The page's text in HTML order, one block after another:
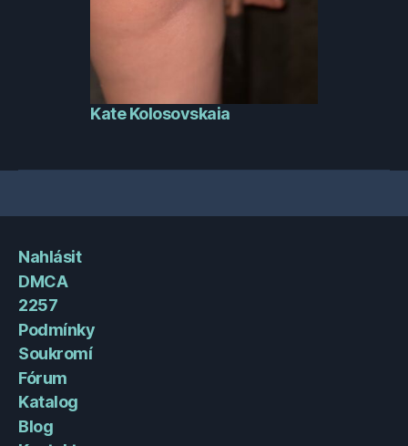
Kate Kolosovskaia
Nahlásit
DMCA
2257
Podmínky
Soukromí
Fórum
Katalog
Blog